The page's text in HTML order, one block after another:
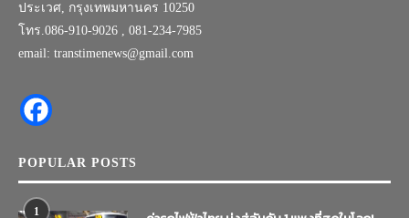
ประเวศ, กรุงเทพมหานคร 10250
โทร.086-910-9026 , 081-234-7985
email: transtimenews@gmail.com
POPULAR POSTS
1